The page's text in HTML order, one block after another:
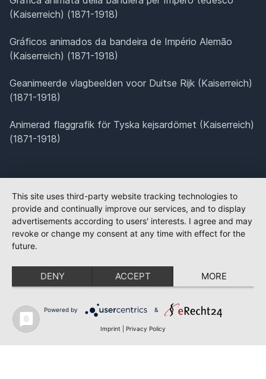
(Kaiserreich) (1871-1918)
Gráficos animados da bandeira de Império Alemão
(Kaiserreich) (1871-1918)
Geanimeerde vlagbeelden voor Duitse Rijk (Kaiserreich)
(1871-1918)
Animerad flaggrafik för Tyska kejsardömet (Kaiserreich)
(1871-1918)
This site uses third-party website tracking technologies to
provide and continually improve our services, and to display
advertisements according to users' interests. I agree and may
revoke or change my consent at any time with effect for the
future.
DENY ACCEPT MORE
Powered by &
Imprint Privacy Policy